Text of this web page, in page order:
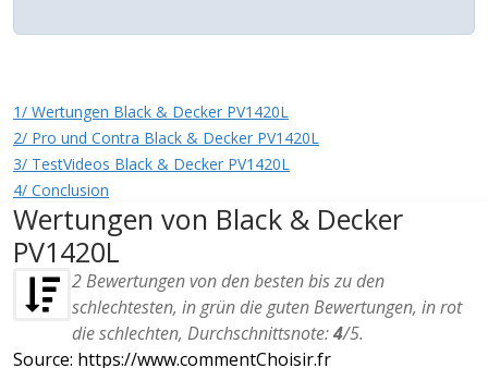
1/ Wertungen Black & Decker PV1420L
2/ Pro und Contra Black & Decker PV1420L
3/ TestVideos Black & Decker PV1420L
4/ Conclusion
Wertungen von Black & Decker
PV1420L
2Bewertungen von den besten bis zu den
schlechtesten, in grün die guten Bewertungen, in rot
die schlechten, Durchschnittsnote:4/5.
Source: https://www.commentChoisir.fr